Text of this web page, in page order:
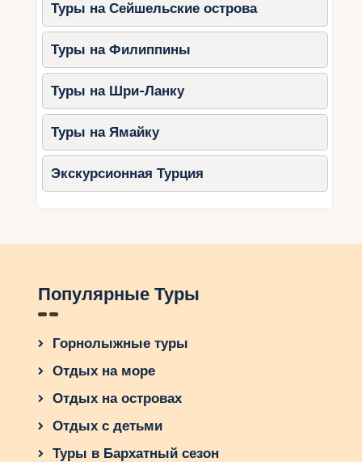
Туры на Сейшельские острова
Туры на Филиппины
Туры на Шри-Ланку
Туры на Ямайку
Экскурсионная Турция
Популярные Туры
Горнолыжные туры
Отдых на море
Отдых на островах
Отдых с детьми
Туры в Бархатный сезон